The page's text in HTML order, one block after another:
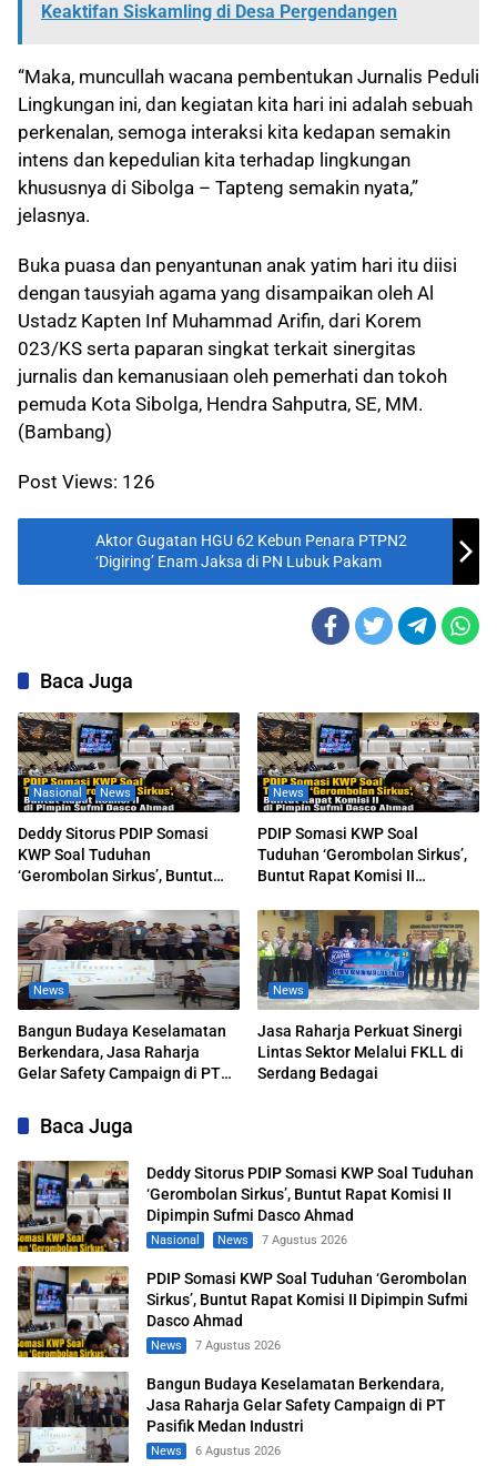
Keaktifan Siskamling di Desa Pergendangen
“Maka, muncullah wacana pembentukan Jurnalis Peduli
Lingkungan ini, dan kegiatan kita hari ini adalah sebuah
perkenalan, semoga interaksi kita kedapan semakin
intens dan kepedulian kita terhadap lingkungan
khususnya di Sibolga – Tapteng semakin nyata,”
jelasnya.
Buka puasa dan penyantunan anak yatim hari itu diisi
dengan tausyiah agama yang disampaikan oleh Al
Ustadz Kapten Inf Muhammad Arifin, dari Korem
023/KS serta paparan singkat terkait sinergitas
jurnalis dan kemanusiaan oleh pemerhati dan tokoh
pemuda Kota Sibolga, Hendra Sahputra, SE, MM.
(Bambang)
Post Views: 126
Aktor Gugatan HGU 62 Kebun Penara PTPN2
‘Digiring’ Enam Jaksa di PN Lubuk Pakam
Baca Juga
Nasional News
Deddy Sitorus PDIP Somasi
KWP Soal Tuduhan
‘Gerombolan Sirkus’, Buntut
Dasco Ahmad
News
PDIP Somasi KWP Soal
Tuduhan ‘Gerombolan Sirkus’,
Buntut Rapat Komisi II
News
Bangun Budaya Keselamatan
Berkendara, Jasa Raharja
Gelar Safety Campaign di PT
News
Jasa Raharja Perkuat Sinergi
Lintas Sektor Melalui FKLL di
Serdang Bedagai
Baca Juga
Deddy Sitorus PDIP Somasi KWP Soal Tuduhan
‘Gerombolan Sirkus’, Buntut Rapat Komisi II
Dipimpin Sufmi Dasco Ahmad
Nasional News 7 Agustus 2026
PDIP Somasi KWP Soal Tuduhan ‘Gerombolan
Sirkus’, Buntut Rapat Komisi II Dipimpin Sufmi
Dasco Ahmad
News 7 Agustus 2026
Bangun Budaya Keselamatan Berkendara,
Jasa Raharja Gelar Safety Campaign di PT
Pasifik Medan Industri
News 6 Agustus 2026